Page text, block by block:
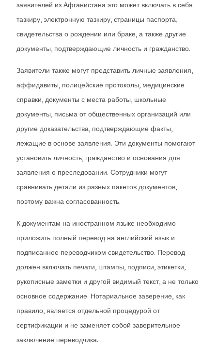
заявителей из Афганистана это может включать в себя
тазкиру, электронную тазкиру, страницы паспорта,
свидетельства о рождении или браке, а также другие
документы, подтверждающие личность и гражданство.
Заявители также могут представить личные заявления,
аффидавиты, полицейские протоколы, медицинские
справки, документы с места работы, школьные
документы, письма от общественных организаций или
другие доказательства, подтверждающие факты,
лежащие в основе заявления. Эти документы помогают
установить личность, гражданство и основания для
заявления о преследовании. Сотрудники могут
сравнивать детали из разных пакетов документов,
поэтому важна согласованность.
К документам на иностранном языке необходимо
приложить полный перевод на английский язык и
подписанное переводчиком свидетельство. Перевод
должен включать печати, штампы, подписи, этикетки,
рукописные заметки и другой видимый текст, а не только
основное содержание. Нотариальное заверение, как
правило, является отдельной процедурой от
сертификации и не заменяет собой заверительное
заключение переводчика.